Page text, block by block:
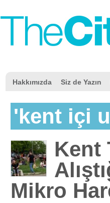
Hakkımızda Siz de Yazın
'kent içi
Kent
Mikro